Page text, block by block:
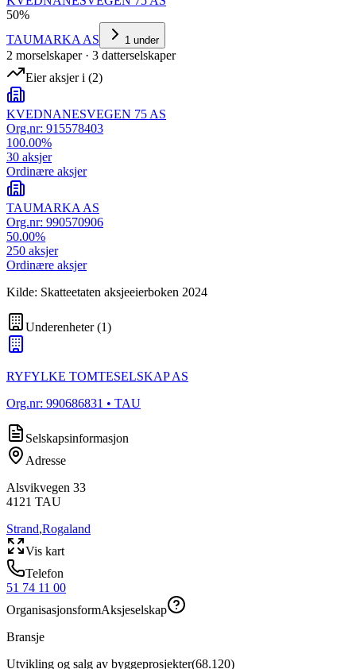
50%
TAUMARKA AS
1 under
2 morselskaper· 3 datterselskaper
Eier aksjer i (2)
KVEDNANESVEGEN 75 AS
Org.nr: 915578403
100.00%
30 aksjer
Ordinære aksjer
TAUMARKA AS
Org.nr: 990570906
50.00%
250 aksjer
Ordinære aksjer
Kilde: Skatteetaten aksjeeierboken 2024
Underenheter(1)
RYFYLKE TOMTESELSKAP AS
Org.nr: 990686831 • TAU
Selskapsinformasjon
Adresse
Alsvikvegen 33
4121 TAU
Strand,Rogaland
Vis kart
Telefon
51 74 11 00
OrganisasjonsformAksjeselskap
Bransje
Utvikling og salg av byggeprosjekter(68.120)